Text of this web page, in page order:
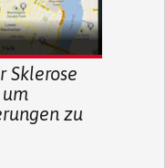
Sklerose
zu